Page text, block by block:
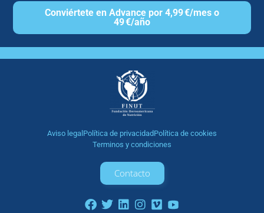
Conviértete en Advance por 4,99 €/mes o
49 €/año
Aviso legal Política de privacidadPolítica de cookies
Terminos y condiciones
Contacto